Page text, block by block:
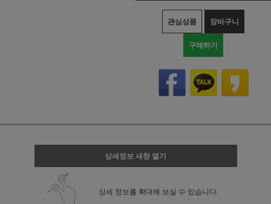
관심상품 장바구니
구매하기
상세정보 새창 열기
상세 정보를 확대해 보실 수 있습니다.